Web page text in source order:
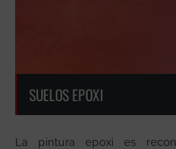
SUELOS EPOXI
La pintura epoxi es